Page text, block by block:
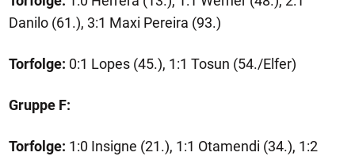
Danilo (61.), 3:1 Maxi Pereira (93.)
Torfolge: 0:1 Lopes (45.), 1:1 Tosun (54./Elfer)
Gruppe F:
Torfolge: 1:0 Insigne (21.), 1:1 Otamendi (34.), 1:2